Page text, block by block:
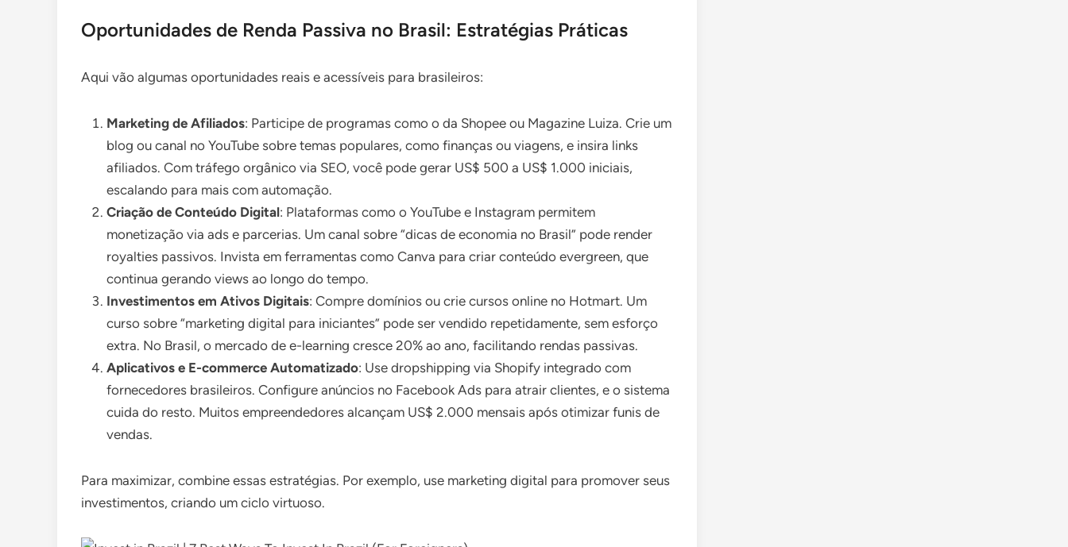
Oportunidades de Renda Passiva no Brasil: Estratégias Práticas
Aqui vão algumas oportunidades reais e acessíveis para brasileiros:
Marketing de Afiliados: Participe de programas como o da Shopee ou Magazine Luiza. Crie um
blog ou canal no YouTube sobre temas populares, como finanças ou viagens, e insira links
afiliados. Com tráfego orgânico via SEO, você pode gerar US$ 500 a US$ 1.000 iniciais,
escalando para mais com automação.
Criação de Conteúdo Digital: Plataformas como o YouTube e Instagram permitem
monetização via ads e parcerias. Um canal sobre “dicas de economia no Brasil” pode render
royalties passivos. Invista em ferramentas como Canva para criar conteúdo evergreen, que
continua gerando views ao longo do tempo.
Investimentos em Ativos Digitais: Compre domínios ou crie cursos online no Hotmart. Um
curso sobre “marketing digital para iniciantes” pode ser vendido repetidamente, sem esforço
extra. No Brasil, o mercado de e-learning cresce 20% ao ano, facilitando rendas passivas.
Aplicativos e E-commerce Automatizado: Use dropshipping via Shopify integrado com
fornecedores brasileiros. Configure anúncios no Facebook Ads para atrair clientes, e o sistema
cuida do resto. Muitos empreendedores alcançam US$ 2.000 mensais após otimizar funis de
vendas.
Para maximizar, combine essas estratégias. Por exemplo, use marketing digital para promover seus
investimentos, criando um ciclo virtuoso.